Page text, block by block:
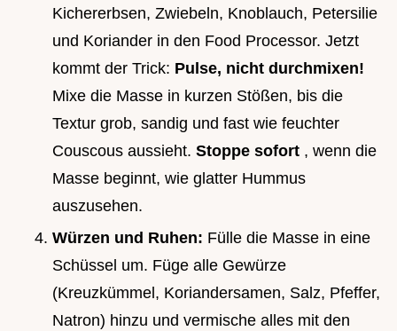
Kichererbsen, Zwiebeln, Knoblauch, Petersilie
und Koriander in den Food Processor. Jetzt
kommt der Trick: Pulse, nicht durchmixen!
Mixe die Masse in kurzen Stößen, bis die
Textur grob, sandig und fast wie feuchter
Couscous aussieht. Stoppe sofort , wenn die
Masse beginnt, wie glatter Hummus
auszusehen.
Würzen und Ruhen: Fülle die Masse in eine
Schüssel um. Füge alle Gewürze
(Kreuzkümmel, Koriandersamen, Salz, Pfeffer,
Natron) hinzu und vermische alles mit den